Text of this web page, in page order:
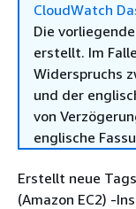
CloudWatch
Die
erstellt. Im
Widerspruchs
und der
von
englische
Erstellt neue
(Amazon EC2) -